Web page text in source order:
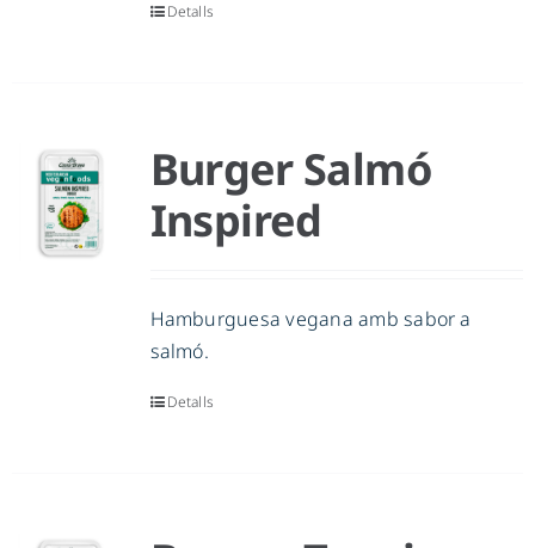
Detalls
Burger Salmó
Inspired
Hamburguesa vegana amb sabor a
salmó.
Detalls